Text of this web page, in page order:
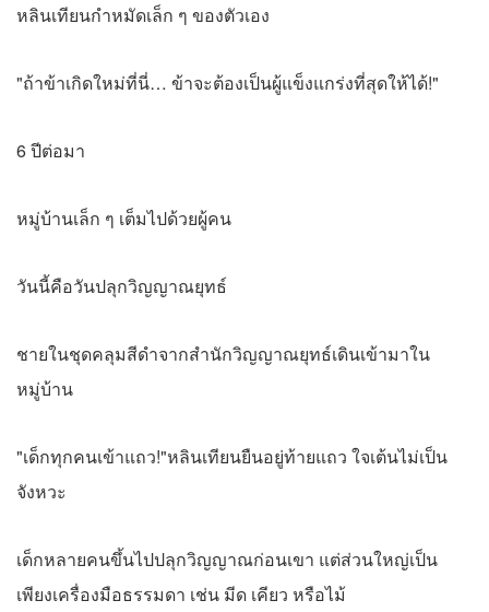
หลินเทียนกำหมัดเล็ก ๆ ของตัวเอง
"ถ้าข้าเกิดใหม่ที่นี่… ข้าจะต้องเป็นผู้แข็งแกร่งที่สุดให้ได้!"
6 ปีต่อมา
หมู่บ้านเล็ก ๆ เต็มไปด้วยผู้คน
วันนี้คือวันปลุกวิญญาณยุทธ์
ชายในชุดคลุมสีดำจากสํานักวิญญาณยุทธ์เดินเข้ามาใน
หมู่บ้าน
"เด็กทุกคนเข้าแถว!"หลินเทียนยืนอยู่ท้ายแถว ใจเต้นไม่เป็น
จังหวะ
เด็กหลายคนขึ้นไปปลุกวิญญาณก่อนเขา แต่ส่วนใหญ่เป็น
เพียงเครื่องมือธรรมดา เช่น มีด เคียว หรือไม้